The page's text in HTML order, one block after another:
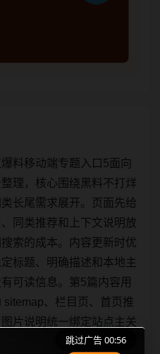
料移动端专题入口5面向
理，核心围绕黑料不打烊
长尾需求展开。页面先给
同类推荐和上下文说明放
索的成本。内容更新时优
标题、明确描述和本地主
可读信息。第5篇内容用
、栏目页、首页推
片说明统一绑定站点主关
搜索引擎能够从标题、正
跳过广告 00:56